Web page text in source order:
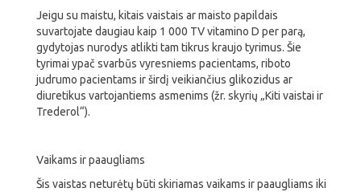
Jeigu su maistu, kitais vaistais ar maisto papildais
suvartojate daugiau kaip 1 000 TV vitamino D per parą,
gydytojas nurodys atlikti tam tikrus kraujo tyrimus. Šie
tyrimai ypač svarbūs vyresniems pacientams, riboto
judrumo pacientams ir širdį veikiančius glikozidus ar
diuretikus vartojantiems asmenims (žr. skyrių „Kiti vaistai ir
Trederol“).
Vaikams ir paaugliams
Šis vaistas neturėtų būti skiriamas vaikams ir paaugliams iki